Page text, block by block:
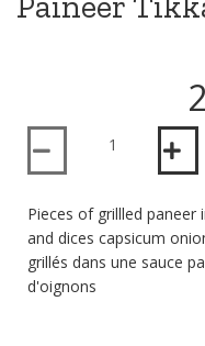
Quantité
Pieces of grillled
and dices capsicum
grillés dans une sauce
d'oignons